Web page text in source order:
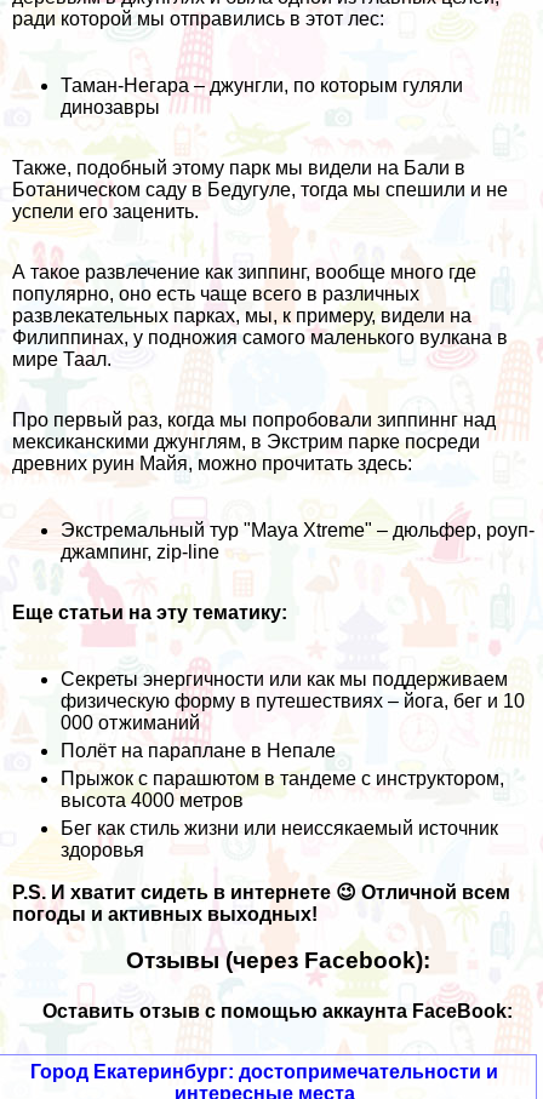
ради которой мы отправились в этот лес:
Таман-Негара – джунгли, по которым гуляли
динозавры
Также, подобный этому парк мы видели на Бали в
Ботаническом саду в Бедугуле, тогда мы спешили и не
успели его заценить.
А такое развлечение как зиппинг, вообще много где
популярно, оно есть чаще всего в различных
развлекательных парках, мы, к примеру, видели на
Филиппинах, у подножия самого маленького вулкана в
мире Таал.
Про первый раз, когда мы попробовали зиппиннг над
мексиканскими джунглям, в Экстрим парке посреди
древних руин Майя, можно прочитать здесь:
Экстремальный тур "Maya Xtreme" – дюльфер, роуп-
джампинг, zip-line
Еще статьи на эту тематику:
Секреты энергичности или как мы поддерживаем
физическую форму в путешествиях – йога, бег и 10
000 отжиманий
Полёт на параплане в Непале
Прыжок с парашютом в тандеме с инструктором,
высота 4000 метров
Бег как стиль жизни или неиссякаемый источник
здоровья
P.S. И хватит сидеть в интернете 😉 Отличной всем
погоды и активных выходных!
Отзывы (через Facebook):
Оставить отзыв с помощью аккаунта FaceBook:
Город Екатеринбург: достопримечательности и
интересные места